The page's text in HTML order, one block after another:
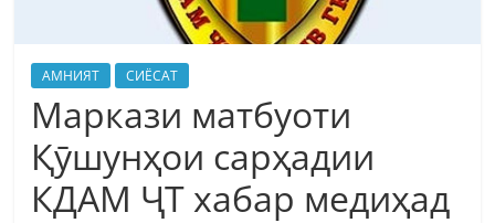
АМНИЯТ СИЁСАТ
Маркази матбуоти
Қӯшунҳои сарҳадии
КДАМ ҶТ хабар медиҳад